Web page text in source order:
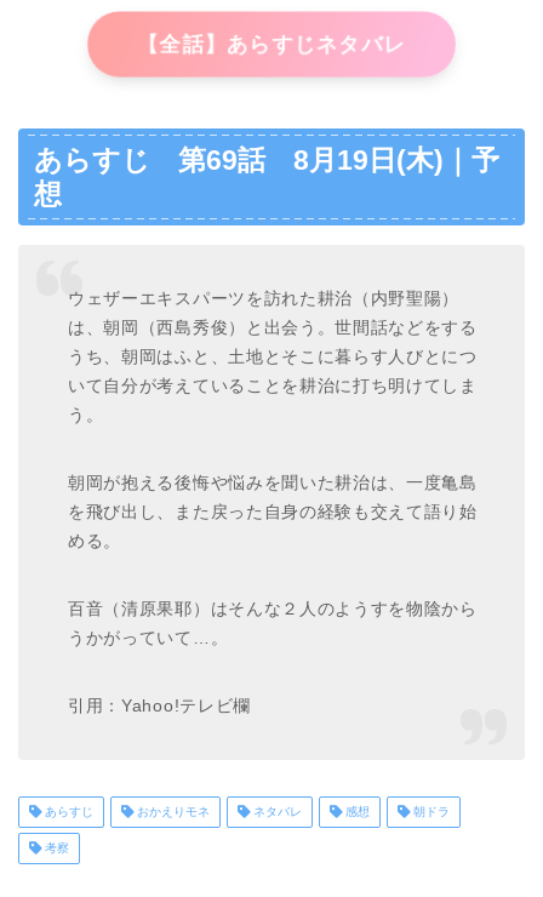
【全話】あらすじネタバレ
あらすじ 第69話 8月19日(木)｜予
想
ウェザーエキスパーツを訪れた耕治（内野聖陽）
は、朝岡（西島秀俊）と出会う。世間話などをする
うち、朝岡はふと、土地とそこに暮らす人びとにつ
いて自分が考えていることを耕治に打ち明けてしま
う。
朝岡が抱える後悔や悩みを聞いた耕治は、一度亀島
を飛び出し、また戻った自身の経験も交えて語り始
める。
百音（清原果耶）はそんな２人のようすを物陰から
うかがっていて…。
引用：Yahoo!テレビ欄
あらすじ おかえりモネ ネタバレ 感想 朝ドラ
考察